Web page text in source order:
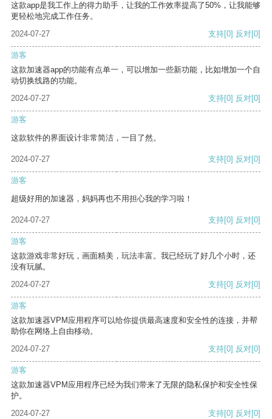
这款app是我工作上的得力助手，让我的工作效率提高了50%，让我能够
更轻松地完成工作任务。
2024-07-27
支持[0] 反对[0]
游客
这款加速器app的功能有点单一，可以增加一些新功能，比如增加一个自
动切换线路的功能。
2024-07-27
支持[0] 反对[0]
游客
这款软件的界面设计非常简洁，一目了然。
2024-07-27 支持[0] 反对[0]
游客
超级好用的加速器，妈妈再也不用担心我的学习啦！
2024-07-27 支持[0] 反对[0]
游客
这款游戏非常好玩，画面精美，玩法丰富。我已经玩了好几个小时，还
没有玩腻。
2024-07-27
支持[0] 反对[0]
游客
这款加速器VPM应用程序可以给你提供最高速度和安全性的连接，并帮
助你在网络上自由移动。
2024-07-27
支持[0] 反对[0]
游客
这款加速器VPM应用程序已经为我们带来了无限的隐私保护和安全性保
护。
2024-07-27
支持[0] 反对[0]